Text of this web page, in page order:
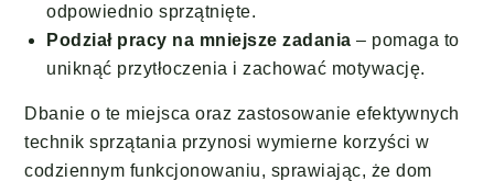
odpowiednio sprzątnięte.
Podział pracy na mniejsze zadania – pomaga to
uniknąć przytłoczenia i zachować motywację.
Dbanie o te miejsca oraz zastosowanie efektywnych
technik sprzątania przynosi wymierne korzyści w
codziennym funkcjonowaniu, sprawiając, że dom